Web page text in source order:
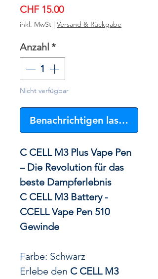
CHF 15.00Preis
inkl. MwSt | Versand & Rückgabe
Anzahl *
Nicht verfügbar
Benachrichtigen lassen
C CELL M3 Plus Vape Pen
– Die Revolution für das
beste Dampferlebnis
C CELL M3 Battery -
CCELL Vape Pen 510
Gewinde
Farbe: Schwarz
Erlebe den C CELL M3